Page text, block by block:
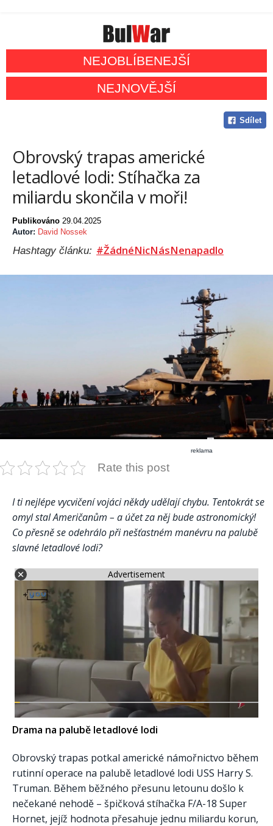
NEJOBLÍBENEJŠÍ
NEJNOVĚJŠÍ
Sdílet
Obrovský trapas americké
letadlové lodi: Stíhačka za
miliardu skončila v moři!
Publikováno 29.04.2025
Autor: David Nossek
Hashtagy článku: #ŽádnéNicNásNenapadlo
reklama
Rate this post
I ti nejlépe vycvičení vojáci někdy udělají chybu. Tentokrát se
omyl stal Američanům – a účet za něj bude astronomický!
Co přesně se odehrálo při nešťastném manévru na palubě
slavné letadlové lodi?
Advertisement
Drama na palubě letadlové lodi
Obrovský trapas potkal americké námořnictvo během
rutinní operace na palubě letadlové lodi USS Harry S.
Truman. Během běžného přesunu letounu došlo k
nečekané nehodě – špičková stíhačka F/A-18 Super
Hornet, jejíž hodnota přesahuje jednu miliardu korun,